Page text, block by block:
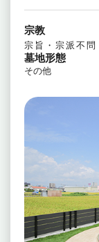
宗教
宗旨・宗派不問
墓地形態
その他